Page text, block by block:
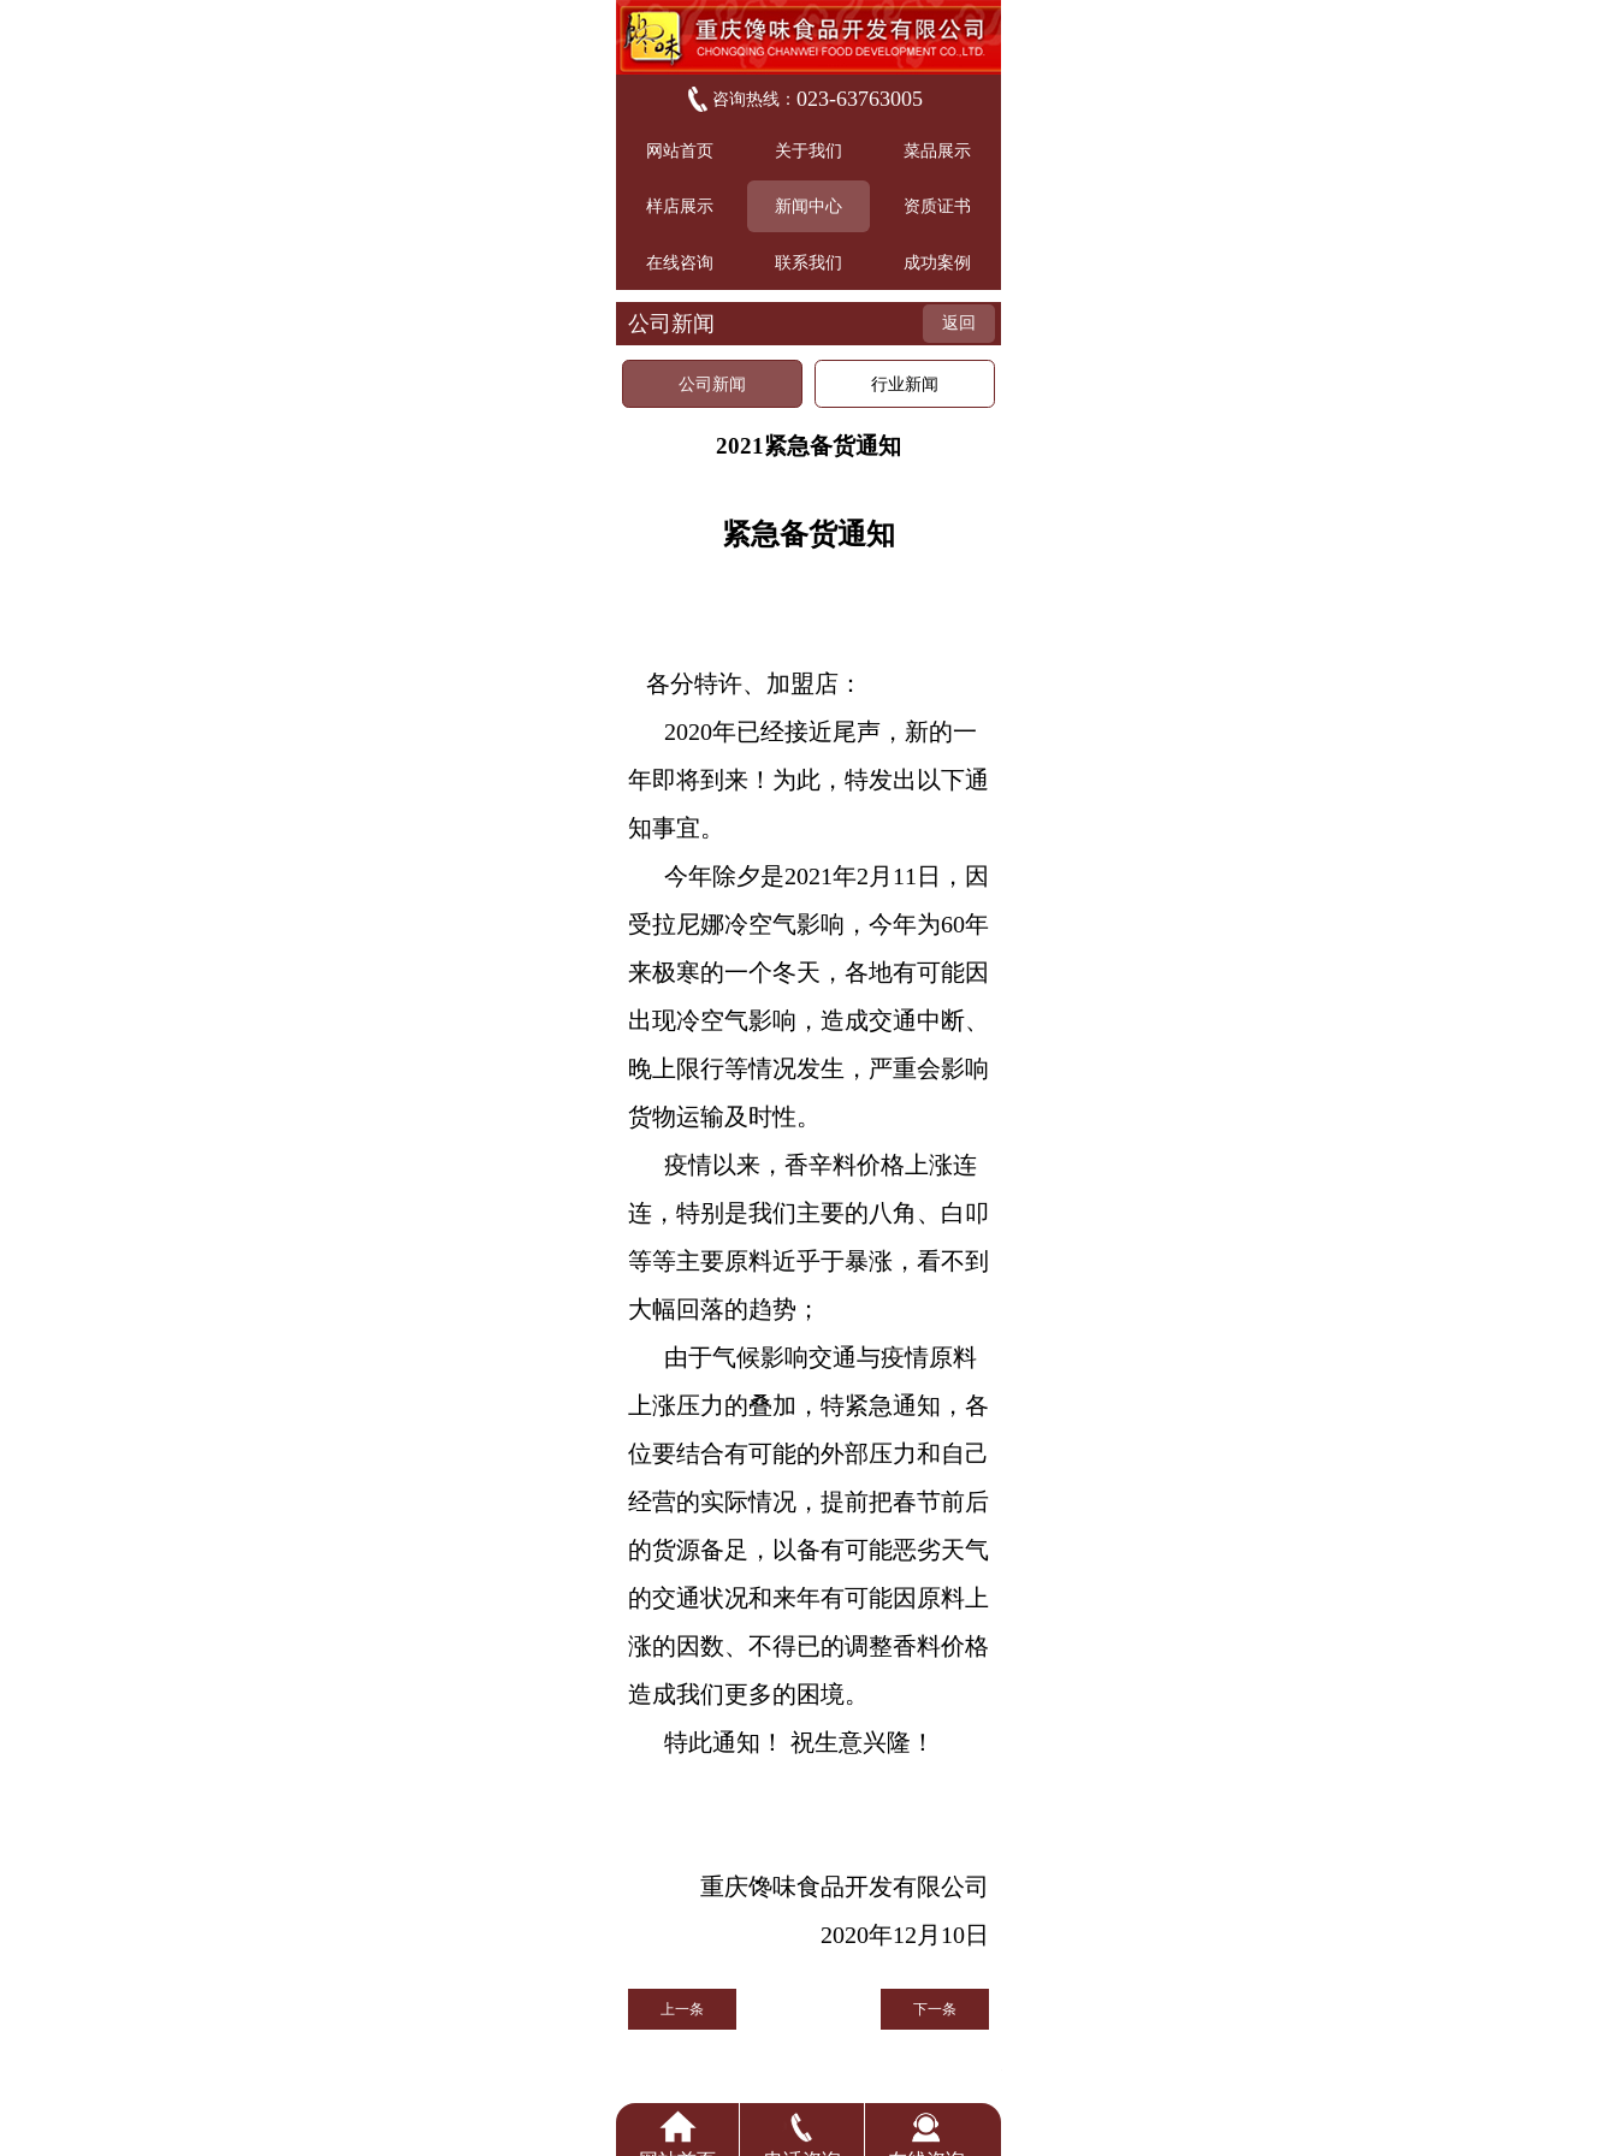
咨询热线： 023-63763005
网站首页 关于我们 菜品展示
样店展示 新闻中心 资质证书
在线咨询 联系我们 成功案例
返回
公司新闻
公司新闻 行业新闻
2021紧急备货通知
紧急备货通知
各分特许、加盟店：
2020年已经接近尾声，新的一
年即将到来！为此，特发出以下通
知事宜。
今年除夕是2021年2 月 11 日，因
受拉尼娜冷空气影响，今年为60年
来极寒的一个冬天，各地有可能因
出现冷空气影响，造成交通中断、
晚上限行等情况发生，严重会影响
货物运输及时性。
疫情以来，香辛料价格上涨连
连，特别是我们主要的八角、白叩
等等主要原料近乎于暴涨，看不到
大幅回落的趋势；
由于气候影响交通与疫情原料
上涨压力的叠加，特紧急通知，各
位要结合有可能的外部压力和自己
经营的实际情况，提前把春节前后
的货源备足，以备有可能恶劣天气
的交通状况和来年有可能因原料上
涨的因数、不得已的调整香料价格
造成我们更多的困境。
特此通知！ 祝生意兴隆！
重庆馋味食品开发有限公司
2020年12 月 10日
上一条 下一条